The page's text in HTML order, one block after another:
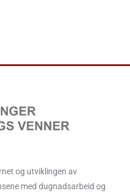
og utviklingen av
med dugnadsarbeid og